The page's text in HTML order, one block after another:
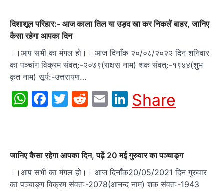
दिशाशूल परिहार:- आज काला तिल या उड़द खा कर निकलें बाहर, जानिए
कैसा रहेगा आपका दिन
।।आप सभी का मंगल हो।। आज दिनाँक २०/०८/२०२२ दिन शनिवार
का पञ्चांग विक्रम संवत्:-२०७९(राक्षस नाम) शक संवत्:-१९४४(शुभ
कृत नाम) सूर्य:-उत्तरायण…
WhatsApp
Facebook
Twitter
Reddit
EmailLinkedIn
Share
जानिए कैसा रहेगा आपका दिन, पढ़ें 20 मई गुरुवार का पञ्चाङ्ग
।।आप सभी का मंगल हो।। आज दिनाँक20/05/2021 दिन गुरुवार
का पञ्चाङ्ग विक्रम संवत:-2078(आनन्द नाम) शक संवत:-1943